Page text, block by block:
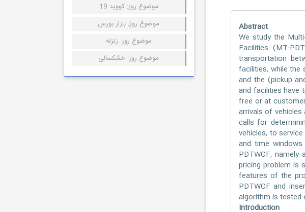
Abstract
We study the
Facilities (MT-
transportation
facilities, while
and the (pickup
and facilities have
free or at
arrivals of
calls for
vehicles, to
and time
PDTWCF, namely
pricing problem is
features of the
PDTWCF and
algorithm is tested
Introduction
موضوع روز: کووید 19
موضوع روز: بازار بورس
موضوع روز: زلزله
موضوع روز: خشکسالی